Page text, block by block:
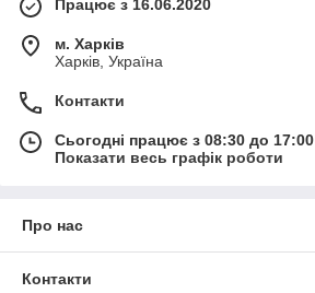
Працює з 16.06.2020
м. Харків
Харків, Україна
Контакти
Сьогодні працює з 08:30 до 17:00
Показати весь графік роботи
Про нас
Контакти